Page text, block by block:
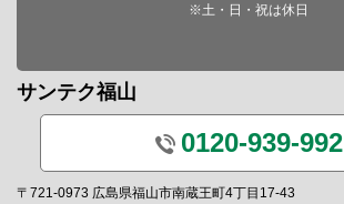
※土・日・祝は休日
サンテク福山
0120-939-992
〒721-0973 広島県福山市南蔵王町4丁目17-43